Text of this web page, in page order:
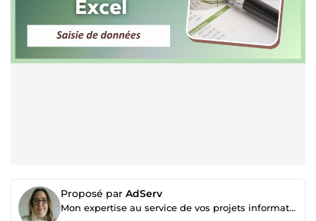
Proposé par AdServ
Mon expertise au service de vos projets informatiques